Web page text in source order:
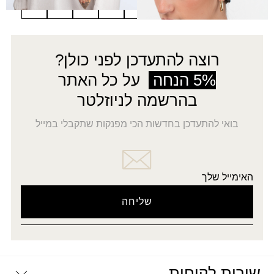
1
7
רוצה להתעדכן לפני כולן?
5% הנחה
על כל האתר
בהרשמה לניוזלטר
בואי להתעדכן בחדשות הכי מפנקות שתקבלי במייל
האימייל שלך